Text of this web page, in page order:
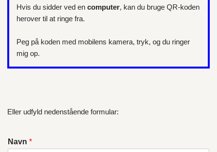
Hvis du sidder ved en computer, kan du bruge QR-koden
herover til at ringe fra.
Peg på koden med mobilens kamera, tryk, og du ringer
mig op.
Eller udfyld nedenstående formular:
Navn *